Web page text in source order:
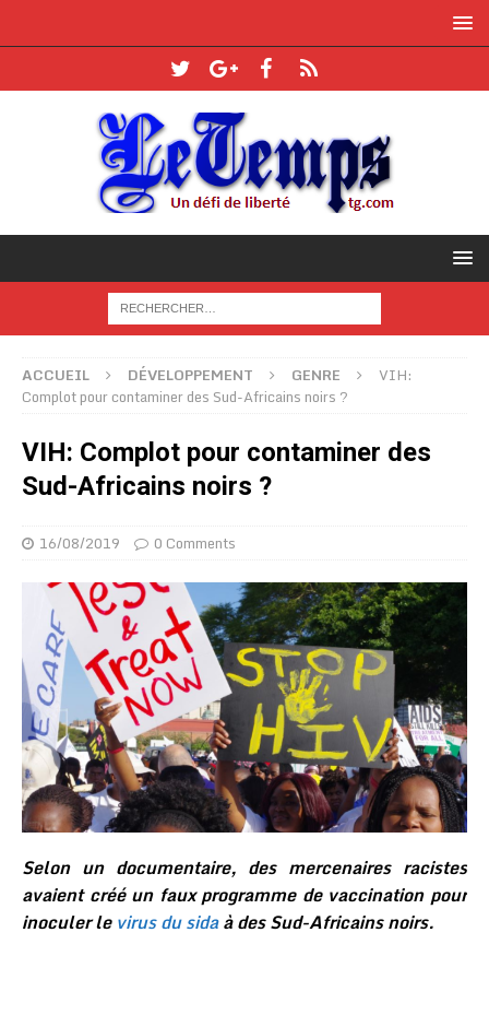
ACCUEIL DÉVELOPPEMENT GENRE
VIH:
Complot pour contaminer des Sud-Africains noirs ?
VIH: Complot pour contaminer des
Sud-Africains noirs ?
16/08/2019 0 Comments
Selon un documentaire, des mercenaires racistes
avaient créé un faux programme de vaccination pour
inoculer levirus du sidaà des Sud-Africains noirs.